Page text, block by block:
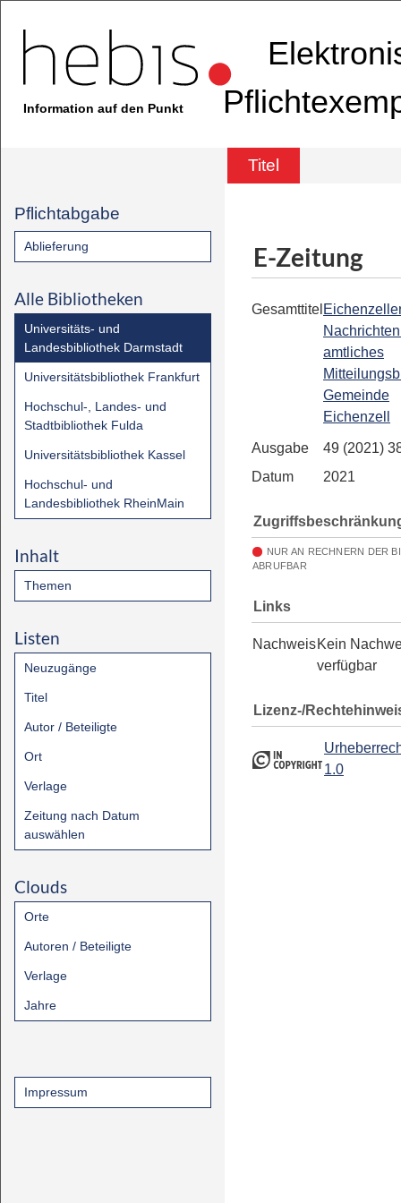
Information auf den Punkt
Titel
Pflichtabgabe
Ablieferung
Alle Bibliotheken
Universitäts- und
Landesbibliothek Darmstadt
Universitätsbibliothek Frankfurt
Hochschul-, Landes- und
Stadtbibliothek Fulda
Universitätsbibliothek Kassel
Hochschul- und
Landesbibliothek RheinMain
Inhalt
Themen
Listen
Neuzugänge
Titel
Autor / Beteiligte
Ort
Verlage
Zeitung nach Datum
auswählen
Clouds
Orte
Autoren / Beteiligte
Verlage
Jahre
Impressum
E-Zeitung
Gesamttitel
amtliches
Gemeinde
Eichenzell
Ausgabe
49 (2021)
Datum
2021
NUR AN RECHNERN DER
ABRUFBAR
Links
NachweisKein
verfügbar
Lizenz-/
1.0